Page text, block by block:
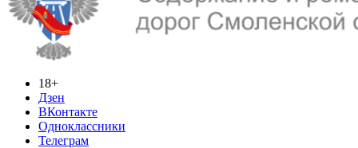
18+
Дзен
ВКонтакте
Одноклассники
Телеграм